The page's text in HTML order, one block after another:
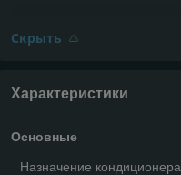
Скрыть
Характеристики
Основные
Назначение кондиционера